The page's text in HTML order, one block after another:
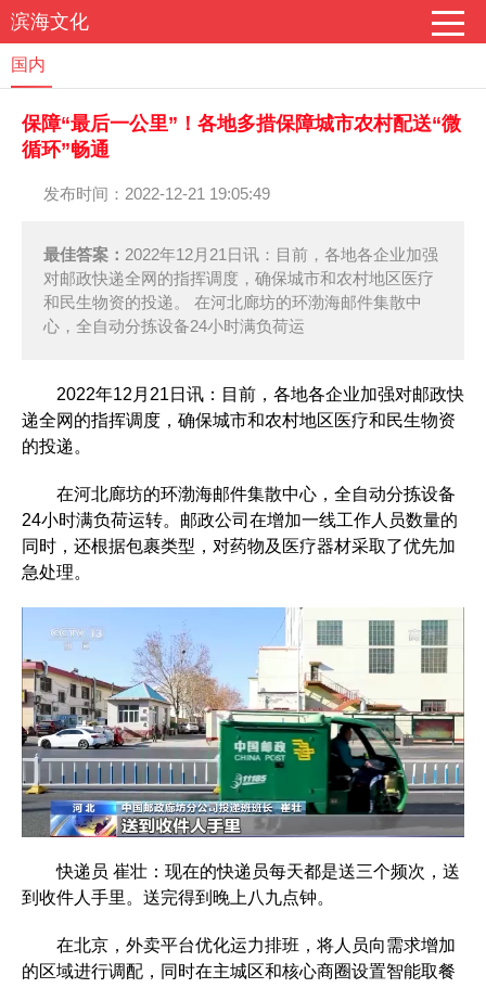
滨海文化
国内
保障“最后一公里”！各地多措保障城市农村配送“微
循环”畅通
发布时间：2022-12-21 19:05:49
最佳答案： 2022年12月21日讯：目前，各地各企业加强
对邮政快递全网的指挥调度，确保城市和农村地区医疗
和民生物资的投递。 在河北廊坊的环渤海邮件集散中
心，全自动分拣设备24小时满负荷运
2022年12月21日讯：目前，各地各企业加强对邮政快
递全网的指挥调度，确保城市和农村地区医疗和民生物资
的投递。
在河北廊坊的环渤海邮件集散中心，全自动分拣设备
24小时满负荷运转。邮政公司在增加一线工作人员数量的
同时，还根据包裹类型，对药物及医疗器材采取了优先加
急处理。
快递员 崔壮：现在的快递员每天都是送三个频次，送
到收件人手里。送完得到晚上八九点钟。
在北京，外卖平台优化运力排班，将人员向需求增加
的区域进行调配，同时在主城区和核心商圈设置智能取餐